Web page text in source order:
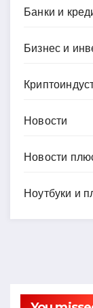
Банки и
Бизнес и
Новости
Новости
Ноутбуки и